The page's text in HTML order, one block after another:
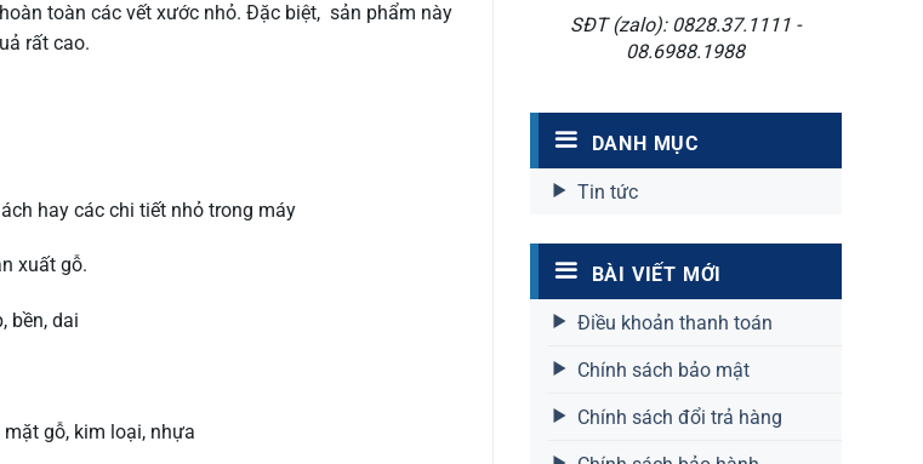
SĐT (zalo): 0828.37.1111 -
08.6988.1988
DANH MỤC
Tin tức
BÀI VIẾT MỚI
Điều khoản thanh toán
Chính sách bảo mật
Chính sách đổi trả hàng
toàn các vết xước nhỏ. Đặc biệt, sản phẩm này
rất cao.
hay các chi tiết nhỏ trong máy
xuất gỗ.
bền, dai
gỗ, kim loại, nhựa